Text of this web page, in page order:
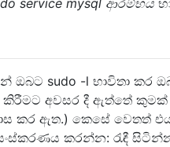
ඔබට sudo -l භාවිතා
කිරීමට අවසර දී ඇත්තේ කුමක්
කර ඇත.) කෙසේ වෙතත් එය
කරන්න: රැඳී